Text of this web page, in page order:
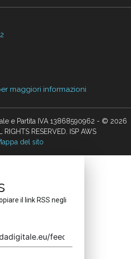
maggiori informazioni
e Partita IVA 13868590962 - © 2026
RESERVED. ISP AWS
del sito
il link RSS negli